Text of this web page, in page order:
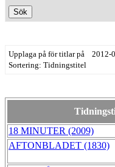
Upplaga på för titlar på 2012-
Sortering: Tidningstitel
18 MINUTER (2009)
AFTONBLADET (1830)